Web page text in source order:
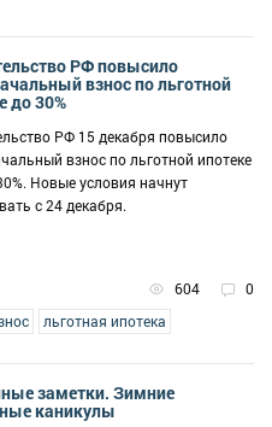
РФ повысило
взнос по льготной
до 30%
РФ 15 декабря повысило
взнос по льготной ипотеке
Новые условия начнут
с 24 декабря.
604 0
льготная ипотека
заметки. Зимние
каникулы